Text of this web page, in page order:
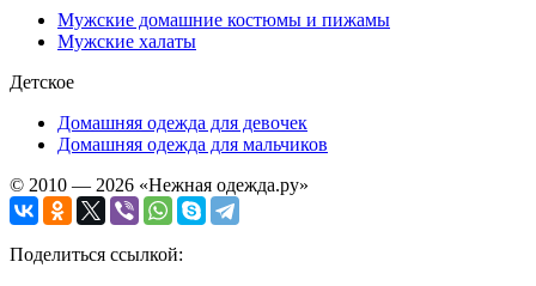
Мужские домашние костюмы и пижамы
Мужские халаты
Детское
Домашняя одежда для девочек
Домашняя одежда для мальчиков
© 2010 — 2026 «Нежная одежда.ру»
Поделиться ссылкой: